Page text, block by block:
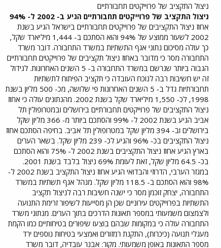
ניצול התקציב של פרוייקטים תחבורתיים
ניצול התקציב של פרוייקטים תחבורתיים הגיע ב- 2002 ל- 94%
אחוז ניצול התקציבים של פרוייקטים תחבורתיים בישראל הגיע בשנת
2002 לשעור ממוצע של 94% והוא הסתכם ב- 1,444 מיליארד שקל,
כך עולה מסיכום נתוני אגף התשתיות במשרד התחבורה. דובר משרד
התחבורה מסר כי מדובר באחוז ניצול תקציבים של פרוייקטים תחבורתיים
הגבוה ביותר שנרשם במשרד התחבורה ב- 5 השנים האחרונות. לגידול
זה יש חשיבות רבה לנוכח העובדה כי תקציב הפיתוח לתשתיות
תחבורתיות גדל ב- 5 השנים האחרונות פי שלושה, מכ- 500 מליון בשנת
1998, לכ- 1,550 מיליארד שקל בשנת 2002. מהנתונים עולה כי אחוז
ניצול התקציבים של פרוייקטים תחבורתיים בירושלים ובמטרופולין תל
אביב הגיע בשנת 2002 ל- 99% והסתכם ביותר מ- 366 מליון שקל
בירושלים וב- 394 מליון שקל במטרופולין תל אביב. בחיפה הסתכם אחוז
ניצול התקציבים בכ- 96% והגיע לכ- 239 מליון שקל. בשאר הערים
בארץ הגיע אחוז ניצול התקציבים בשנת 2002 ל- 75% והוא הסתכם
בכ- 64.5 מליון שקל, זאת לעומת 69% ניצול בלבד בשנת 2001.
במגזר הערבי, הדרוזי והבדואי הגיע אחוז ניצול התקציב בשנת 2002 ל-
98% והוא הסתכם ב- 118.5 מליון שקל. מנהל אגף תשתיות במשרד
התחבורה, יצחק זוכמן מסר כי ישנה חשיבות רבה לניצול תקציב
התשתיות בפרוייקטים עירוניים שכן הן מסייעות לשיפור זרימת התנועה
ולצמצום משמעותי במספר תאונות הדרכים בתוך הערים. מנתוני משרד
התחבורה עולה כי במקומות שבהם בוצעו שיפורים בטיחותיים כמו הקמת
מעגלי תנועה (כיכרות), התקנת רמזורים ואמצעי בטיחות נוספים ירד
מספר התאונות באופן משמעותי. מקור: אבנר עובדיה, דובר משרד